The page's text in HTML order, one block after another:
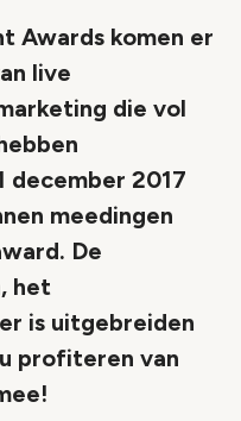
Awards komen er
live
die vol
december 2017
meedingen
De
het
is uitgebreiden
profiteren van